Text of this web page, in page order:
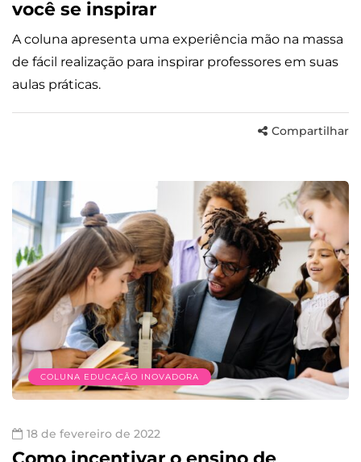
você se inspirar
A coluna apresenta uma experiência mão na massa
de fácil realização para inspirar professores em suas
aulas práticas.
Compartilhar
COLUNA EDUCAÇÃO INOVADORA
18 de fevereiro de 2022